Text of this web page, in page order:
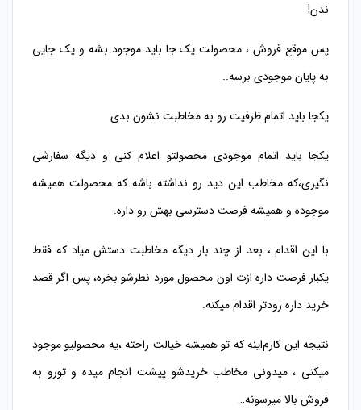
ندن!
پس موقع فروش ، محصولت یک جا باید موجود بشه و یک جایی
به پایان موجودی برسه..
یکجا باید اتمام ظرفیت رو به مخاطبت نشون بدی
یکجا باید اتمام موجودی محصولتو اعلام کنی و دیگه سفارشی
نگیری،که مخاطب این دید رو نداشته باشه که محصولت همیشه
موجوده و همیشه فرصت دسترسی بهش رو داره.
با این اقدام ، بعد از چند بار دیگه مخاطبت دستش میاد که فقط
یکبار فرصت داره ازت اون محصول مورد نظرشو بخره، پس اگر قصد
خرید داره زودتر اقدام میکنه.
نتیجه این کارم‌اینه که تو همیشه خیالت راحته ،یه محصولیو موجود
میکنی ، میدونی مخاطب خریدشو پیشت انجام میده و تورو به
فروش بالا میرسونه…